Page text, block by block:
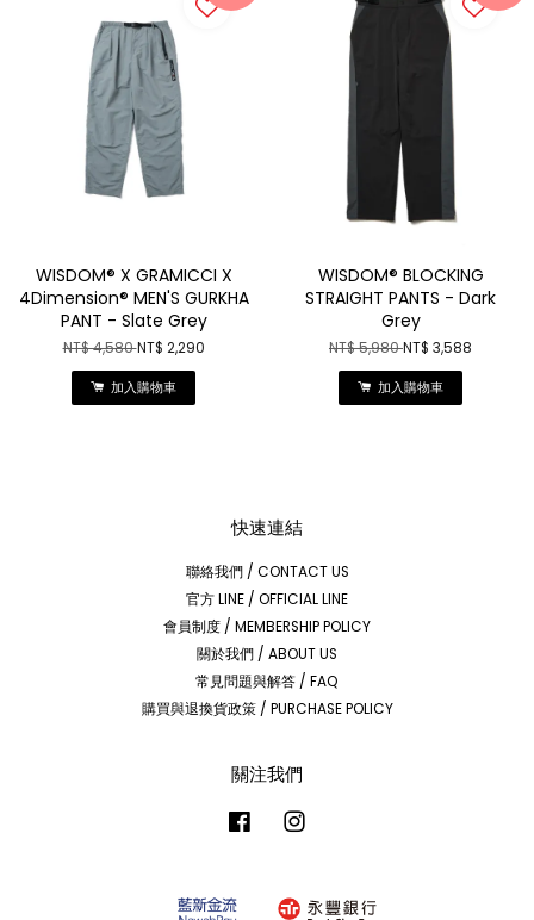
WISDOM® X GRAMICCI X
4Dimension® MEN'S GURKHA
PANT - Slate Grey
NT$ 4,580NT$ 2,290
加入購物車
WISDOM® BLOCKING
STRAIGHT PANTS - Dark
Grey
NT$ 5,980NT$ 3,588
加入購物車
快速連結
聯絡我們 / CONTACT US
官方 LINE / OFFICIAL LINE
會員制度 / MEMBERSHIP POLICY
關於我們 / ABOUT US
常見問題與解答 / FAQ
購買與退換貨政策 / PURCHASE POLICY
關注我們
Facebook